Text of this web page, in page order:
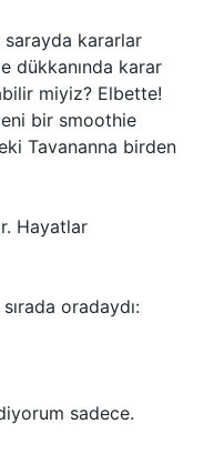
sarayda kararlar
dükkanında karar
miyiz? Elbette!
bir smoothie
Tavananna birden
Hayatlar
oradaydı:
sadece.